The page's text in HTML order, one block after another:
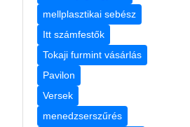
mellplasztikai sebész
Itt számfestők
Tokaji furmint vásárlás
Pavilon
Versek
menedzserszűrés